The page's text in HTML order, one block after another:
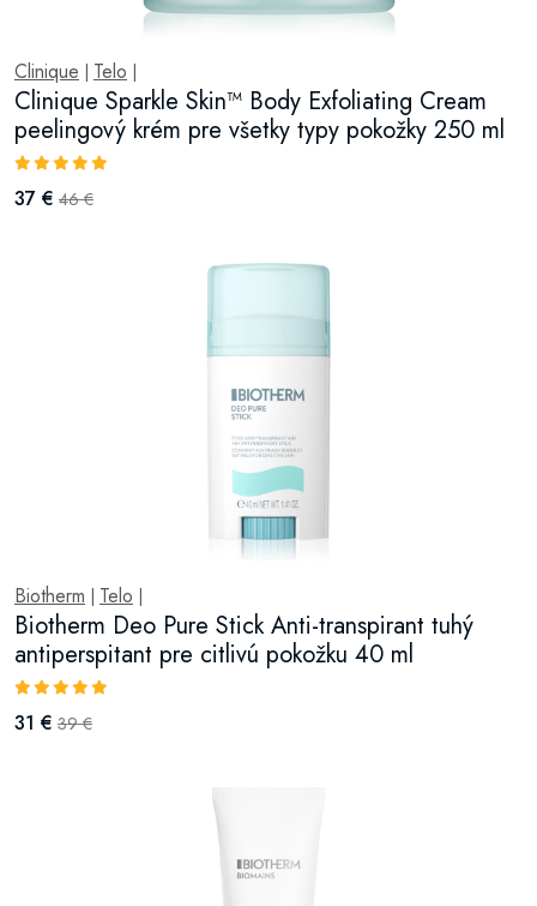
Clinique Telo
Clinique Sparkle Skin™ Body Exfoliating Cream
peelingový krém pre všetky typy pokožky 250 ml
37 € 46 €
Biotherm Telo
Biotherm Deo Pure Stick Anti-transpirant tuhý
antiperspitant pre citlivú pokožku 40 ml
31 € 39 €